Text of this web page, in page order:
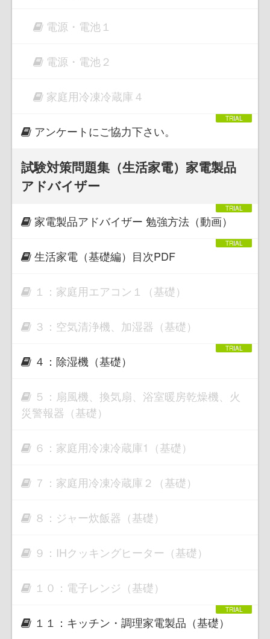
電源・電池１
電源・電池２
家庭用冷凍冷蔵庫４
アンケートにご協力下さい。
試験対策問題集（生活家電）家電製品
アドバイザー
家電製品アドバイザー 勉強方法（動画）
生活家電（基礎編）目次PDF
１：家庭用エアコン１（基礎）
３：空気清浄機、加湿器（基礎）
４：除湿機（基礎）
５：扇風機、換気扇、浴室暖房乾燥機、火
災警報器（基礎）
６：家庭用冷凍冷蔵庫1（基礎）
７：家庭用冷凍冷蔵庫２（基礎）
８：ジャー炊飯器（基礎）
９：IHクッキングヒーター（基礎）
１０：電子レンジ（基礎）
１１：キッチン・調理家電製品（基礎）